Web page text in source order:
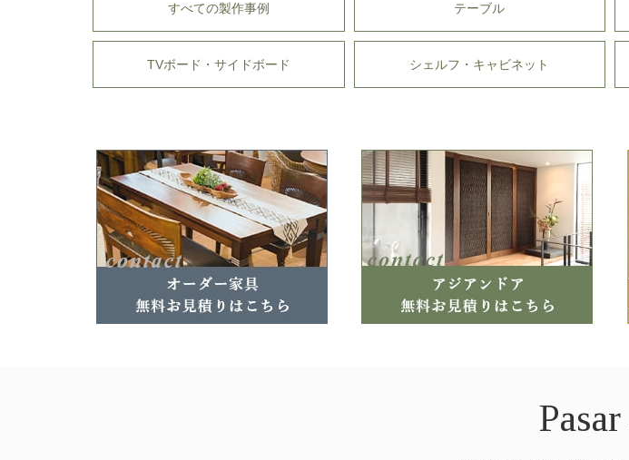
すべての製作事例 テーブル
TVボード・サイドボード シェルフ・キャビネット
Pasar